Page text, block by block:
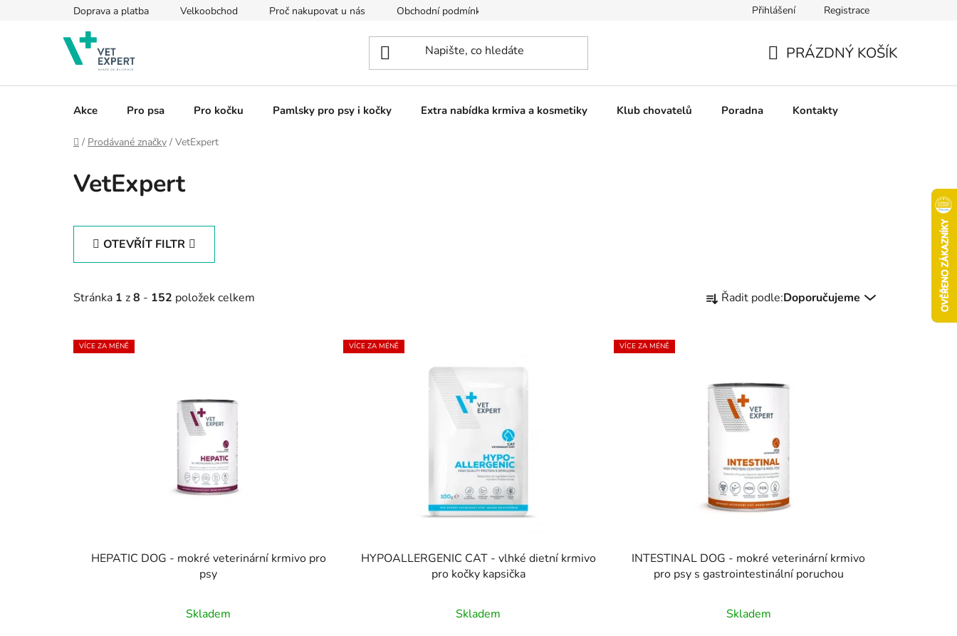
Doprava a platba Velkoobchod Proč nakupovat u nás Obchodní podmínky Pravidla soutěží
Přihlášení Registrace
KOŠÍK
PRÁZDNÝ KOŠÍK
Akce Pro psa Pro kočku Pamlsky pro psy i kočky Extra nabídka krmiva a kosmetiky Klub chovatelů Poradna Kontakty
Domů
/ Prodávané značky / VetExpert
VetExpert
OTEVŘÍT FILTR
Stránka 1 z8 - 152 položek celkem
a
p
r
o
d
u
k
t
Řadit podle:Doporučujeme
V
ý
VÍCE ZA MÉNĚ
HEPATIC DOG - mokré veterinární krmivo pro
psy
hodnocení
Skladem
VÍCE ZA MÉNĚ
HYPOALLERGENIC CAT - vlhké dietní krmivo
pro kočky kapsička
hodnocení
Skladem
VÍCE ZA MÉNĚ
INTESTINAL DOG - mokré veterinární krmivo
pro psy s gastrointestinální poruchou
hodnocení
Skladem